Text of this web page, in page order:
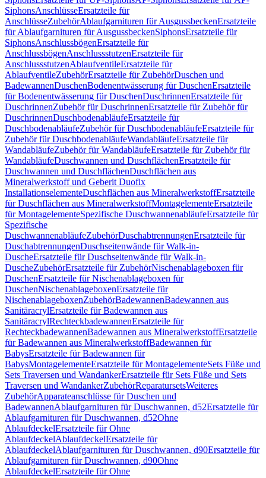
SiphonsAnschlüsseErsatzteile für
AnschlüsseZubehörAblaufgarnituren für AusgussbeckenErsatzteile
für Ablaufgarnituren für AusgussbeckenSiphonsErsatzteile für
SiphonsAnschlussbögenErsatzteile für
AnschlussbögenAnschlussstutzenErsatzteile für
AnschlussstutzenAblaufventileErsatzteile für
AblaufventileZubehörErsatzteile für ZubehörDuschen und
BadewannenDuschenBodenentwässerung für DuschenErsatzteile
für Bodenentwässerung für DuschenDuschrinnenErsatzteile für
DuschrinnenZubehör für DuschrinnenErsatzteile für Zubehör für
DuschrinnenDuschbodenabläufeErsatzteile für
DuschbodenabläufeZubehör für DuschbodenabläufeErsatzteile für
Zubehör für DuschbodenabläufeWandabläufeErsatzteile für
WandabläufeZubehör für WandabläufeErsatzteile für Zubehör für
WandabläufeDuschwannen und DuschflächenErsatzteile für
Duschwannen und DuschflächenDuschflächen aus
Mineralwerkstoff und Geberit Duofix
InstallationselementeDuschflächen aus MineralwerkstoffErsatzteile
für Duschflächen aus MineralwerkstoffMontagelementeErsatzteile
für MontagelementeSpezifische DuschwannenabläufeErsatzteile für
Spezifische
DuschwannenabläufeZubehörDuschabtrennungenErsatzteile für
DuschabtrennungenDuschseitenwände für Walk-in-
DuscheErsatzteile für Duschseitenwände für Walk-in-
DuscheZubehörErsatzteile für ZubehörNischenablageboxen für
DuschenErsatzteile für Nischenablageboxen für
DuschenNischenablageboxenErsatzteile für
NischenablageboxenZubehörBadewannenBadewannen aus
SanitäracrylErsatzteile für Badewannen aus
SanitäracrylRechteckbadewannenErsatzteile für
RechteckbadewannenBadewannen aus MineralwerkstoffErsatzteile
für Badewannen aus MineralwerkstoffBadewannen für
BabysErsatzteile für Badewannen für
BabysMontagelementeErsatzteile für MontagelementeSets Füße und
Sets Traversen und WandankerErsatzteile für Sets Füße und Sets
Traversen und WandankerZubehörReparatursetsWeiteres
ZubehörApparateanschlüsse für Duschen und
BadewannenAblaufgarnituren für Duschwannen, d52Ersatzteile für
Ablaufgarnituren für Duschwannen, d52Ohne
AblaufdeckelErsatzteile für Ohne
AblaufdeckelAblaufdeckelErsatzteile für
AblaufdeckelAblaufgarnituren für Duschwannen, d90Ersatzteile für
Ablaufgarnituren für Duschwannen, d90Ohne
AblaufdeckelErsatzteile für Ohne